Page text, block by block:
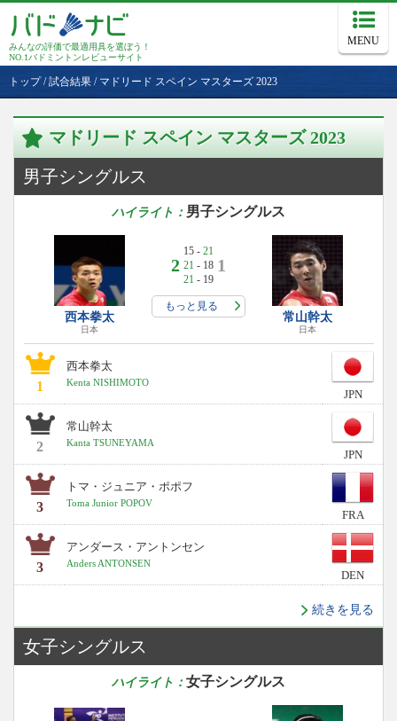
みんなの評価で最適用具を選ぼう！
NO.1バドミントンレビューサイト
MENU
トップ/試合結果 / マドリード スペイン マスターズ 2023
マドリード スペイン マスターズ 2023
男子シングルス
ハイライト： 男子シングルス
西本拳太
日本
2
15 - 21
21 - 18
21 - 19
1
もっと見る
常山幹太
日本
1
西本拳太
Kenta NISHIMOTO
JPN
2
常山幹太
Kanta TSUNEYAMA
JPN
3
トマ・ジュニア・ポポフ
Toma Junior POPOV
FRA
3
アンダース・アントンセン
Anders ANTONSEN
DEN
続きを見る
女子シングルス
ハイライト： 女子シングルス